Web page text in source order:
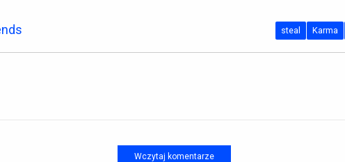
Karma
steal
Wczytaj komentarze